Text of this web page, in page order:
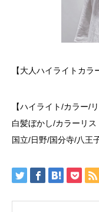
【大人ハイライトカラ
【ハイライト/カラー/
白髪ぼかし/カラーリ
国立/日野/国分寺/八王